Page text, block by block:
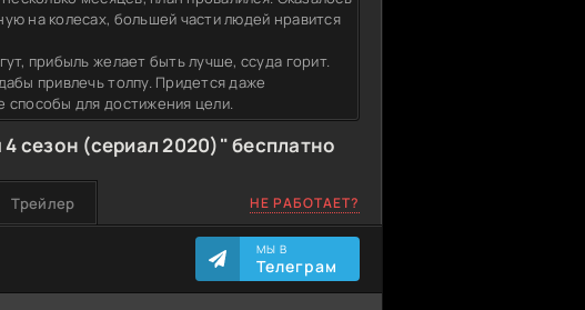
на колесах, большей части людей нравится
прибыль желает быть лучше, ссуда горит.
привлечь толпу. Придется даже
способы для достижения цели.
сезон (сериал 2020)" бесплатно
Трейлер НЕ РАБОТАЕТ?
МЫ В
Телеграм